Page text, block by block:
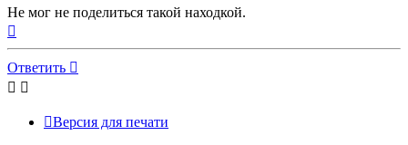
Не мог не поделиться такой находкой.
к
началу
Ответить
Версия для печати